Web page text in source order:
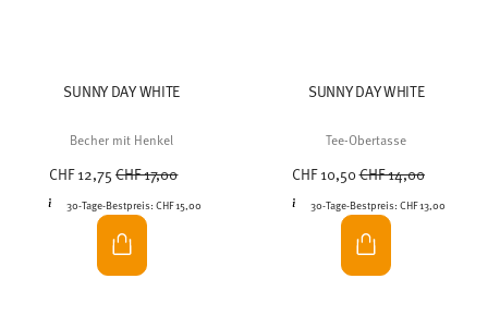
SUNNY DAY WHITE
Becher mit Henkel
CHF 12,75Price reduced from
CHF 17,00
30-Tage-Bestpreis: CHF 15,00
SUNNY DAY WHITE
Tee-Obertasse
CHF 10,50Price reduced from
CHF 14,00
30-Tage-Bestpreis:CHF 13,00